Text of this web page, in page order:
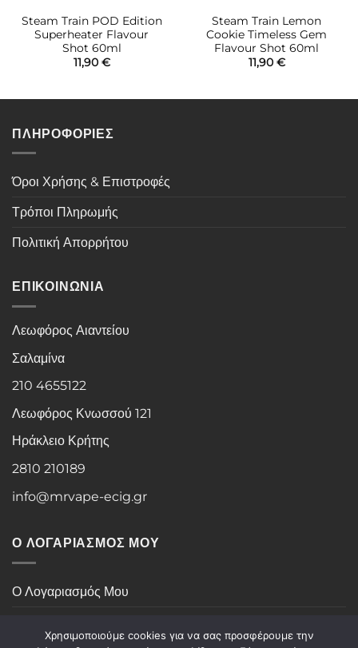
Steam Train POD Edition
Superheater Flavour
Shot 60ml
11,90 €
Steam Train Lemon
Cookie Timeless Gem
Flavour Shot 60ml
11,90 €
ΠΛΗΡΟΦΟΡΙΕΣ
Όροι Χρήσης & Επιστροφές
Τρόποι Πληρωμής
Πολιτική Απορρήτου
ΕΠΙΚΟΙΝΩΝΙΑ
Λεωφόρος Αιαντείου
Σαλαμίνα
210 4655122
Λεωφόρος Κνωσσού 121
Ηράκλειο Κρήτης
2810 210189
info@mrvape-ecig.gr
Ο ΛΟΓΑΡΙΑΣΜΟΣ ΜΟΥ
Ο Λογαριασμός Μου
Χρησιμοποιούμε cookies για να σας προσφέρουμε την